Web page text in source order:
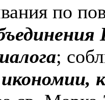
по
;
икономии,